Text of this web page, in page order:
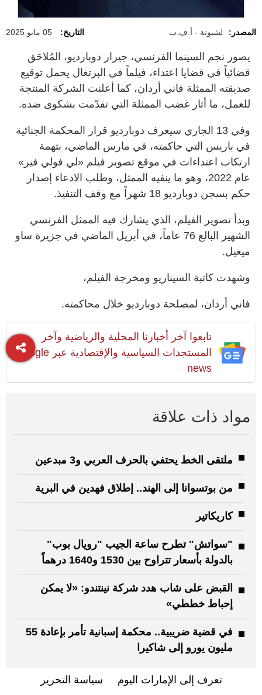
المصدر: لشبونة - أ.ف.ب التاريخ: 05 مايو 2025
يصور نجم السينما الفرنسي، جيرار دوبارديو، المُلاحَق
قضائياً في قضايا اعتداء، فيلماً في البرتغال يحمل توقيع
صديقته الممثلة فاني أردان، كما أعلنت الشركة المنتجة
للعمل، ما أثار غضب الممثلة التي تقدّمت بشكوى ضده.
وفي 13 الجاري سيعرف دوبارديو قرار المحكمة الجنائية
في باريس التي حاكمته، في مارس الماضي، بتهمة
ارتكاب اعتداءات في موقع تصوير فيلم «لي فولي فير»
عام 2022، وهو ما ينفيه الممثل، وطلب الادعاء إصدار
حكم بسجن دوبارديو 18 شهراً مع وقف التنفيذ.
وبدأ تصوير الفيلم، الذي يشارك فيه الممثل الفرنسي
الشهير البالغ 76 عاماً، في أبريل الماضي في جزيرة ساو
ميغيل.
وشهدت كاتبة السيناريو ومخرجة الفيلم،
فاني أردان، لمصلحة دوبارديو خلال محاكمته.
تابعوا آخر أخبارنا المحلية والرياضية وآخر
المستجدات السياسية والإقتصادية عبر Google
news
مواد ذات علاقة
ملتقى الخط يحتفي بالحرف العربي و3 مبدعين
من بوتسوانا إلى الهند.. إطلاق فهدين في البرية
كاريكاتير
"سواتش" تطرح ساعة الجيب "رويال بوب"
بالدولة بأسعار تتراوح بين 1530 و1640 درهماً
القبض على شاب هدد شركة نينتندو: «لا يمكن
إحباط خططي»
في قضية ضريبية.. محكمة إسبانية تأمر بإعادة 55
مليون يورو إلى شاكيرا
تعرف إلى الإمارات اليوم سياسة التحرير